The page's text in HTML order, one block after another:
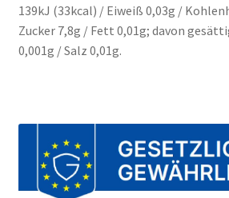
139kJ (33kcal) / Eiweiß 0,03g /
Zucker 7,8g / Fett 0,01g; davon
0,001g / Salz 0,01g.